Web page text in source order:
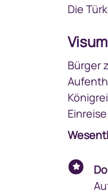
Die
Bürger